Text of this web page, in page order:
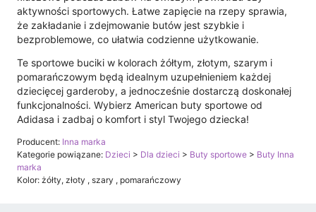
aktywności sportowych. Łatwe zapięcie na rzepy sprawia,
że zakładanie i zdejmowanie butów jest szybkie i
bezproblemowe, co ułatwia codzienne użytkowanie.
Te sportowe buciki w kolorach żółtym, złotym, szarym i
pomarańczowym będą idealnym uzupełnieniem każdej
dziecięcej garderoby, a jednocześnie dostarczą doskonałej
funkcjonalności. Wybierz American buty sportowe od
Adidasa i zadbaj o komfort i styl Twojego dziecka!
Producent: Inna marka
Kategorie powiązane: Dzieci > Dla dzieci > Buty sportowe > Buty Inna
marka
Kolor: żółty, złoty , szary , pomarańczowy